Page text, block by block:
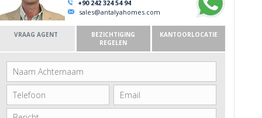
+90 242 324 54 94
sales@antalyahomes.com
VRAAG AGENT
BEZICHTIGING
REGELEN
KANTOORLOCATIE